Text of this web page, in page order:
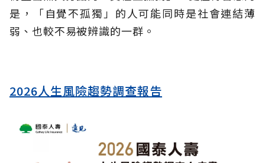
是，「自覺不孤獨」的人可能同時是社會連結薄
弱、也較不易被辨識的一群。
2026人生風險趨勢調查報告